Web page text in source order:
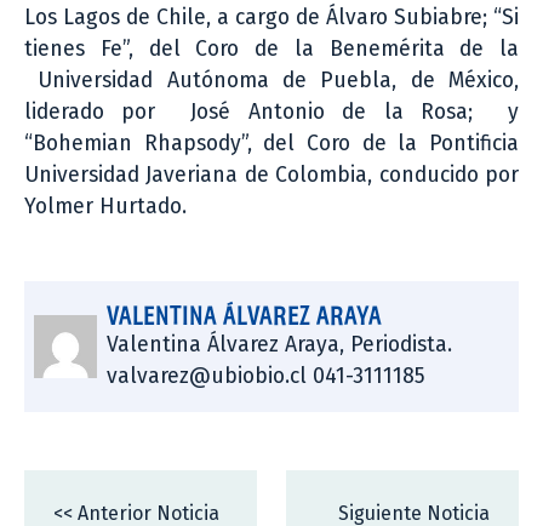
Los Lagos de Chile, a cargo de Álvaro Subiabre; “Si
tienes Fe”, del Coro de la Benemérita de la
Universidad Autónoma de Puebla, de México,
liderado por José Antonio de la Rosa; y
“Bohemian Rhapsody”, del Coro de la Pontificia
Universidad Javeriana de Colombia, conducido por
Yolmer Hurtado.
VALENTINA ÁLVAREZ ARAYA
Valentina Álvarez Araya, Periodista.
valvarez@ubiobio.cl 041-3111185
<< Anterior Noticia
Siguiente Noticia